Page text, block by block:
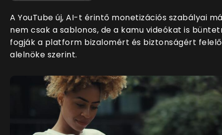
A YouTube új, AI-t érintő monetizációs szabályai
nem csak a sablonos, de a kamu videókat is
fogják a platform bizalomért és biztonságért
alelnöke szerint.